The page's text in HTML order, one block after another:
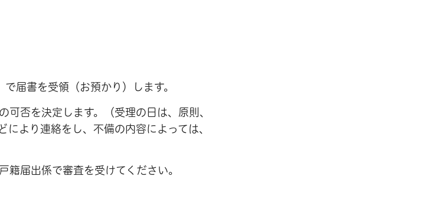
届書を受領（お預かり）します。
否を決定します。（受理の日は、原則、
より連絡をし、不備の内容によっては、
届出係で審査を受けてください。